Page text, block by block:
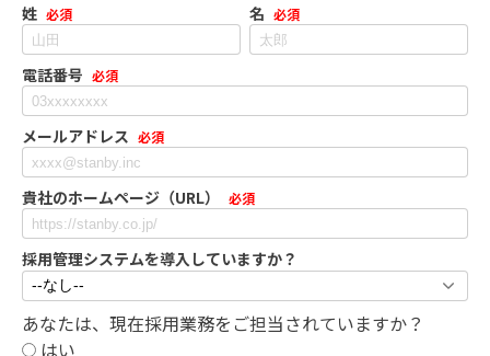
姓 名
電話番号
メールアドレス
貴社のホームページ（URL）
採用管理システムを導入していますか？
あなたは、現在採用業務をご担当されていますか？
はい